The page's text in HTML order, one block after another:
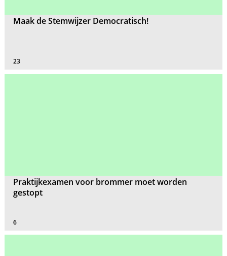
Maak de Stemwijzer Democratisch!
23
Praktijkexamen voor brommer moet worden
gestopt
6